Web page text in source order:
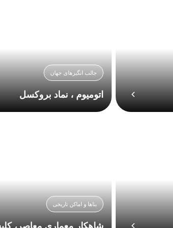
جالب انگیزهای جهان
اتومیوم ، نماد بروکسل
بناها و اماکن تاریخی
شاهکار معماری معاصر،